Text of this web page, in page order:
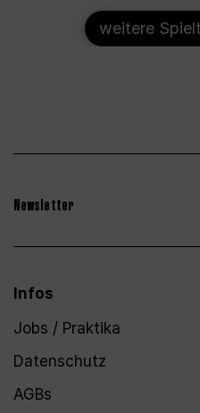
weitere
Newsletter
Infos
Jobs / Praktika
Datenschutz
AGBs